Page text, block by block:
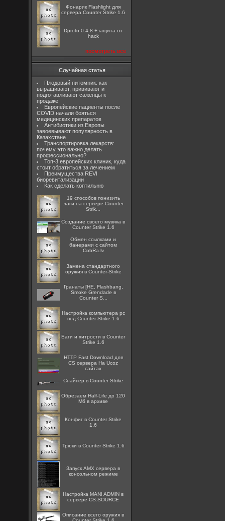
Фонарик Flashlight для
сервера Counter Strike 1.6
Dproto 0.4.8 +защита от
hack
посмотреть все
Случайная статья
Плодовый питомник: как
выращивают, прививают и
подготавливают саженцы к
продаже
Европейские пациенты после
COVID начали бояться
медицинских препаратов
Антибиотики из Европы
завоевывают популярность в
Казахстане
Транспортировка лекарств:
почему это важно делать
профессионально?
Топ-3 европейских клиник, куда
стоит обратиться за лечением
Преимущества REVI
биоревитализации
Как сделать коптильню
19 способов понизить
лаги на сервере Counter
Strik...
Создание своего мувика в
Counter Strike 1.6
Oбмен ссылками и
банерами с сайтом
CobRa.lv
Замена стандартного
оружия в Counter-Strike
Гранаты [HE, Flashbang,
Smoke Grendade в
Counter S...
Настройка компьютера pc
под Counter Strike 1.6
Баги и хитрости в Counter
Strike 1.6
HTTP Fast Download для
CS сервера На Ucoz
сайтах
Снайпер в Counter Strike
Обрезаем Half-Life до 120
Мб в архиве
Конфиг в Counter Strike
1.6
Трюки в Counter Strike 1.6
Запуск AMX сервера в
консольном режиме
Настройка MANI ADMIN в
сервере CS:SOURCE
Описание всего оружия в